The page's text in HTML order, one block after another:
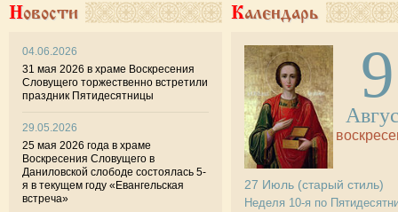
Новости
04.06.2026
31 мая 2026 в храме Воскресения
Словущего торжественно встретили
праздник Пятидесятницы
29.05.2026
25 мая 2026 года в храме
Воскресения Словущего в
Даниловской слободе состоялась 5-
я в текущем году «Евангельская
встреча»
Календарь
9
27 Июль (старый стиль)
Неделя 10-я по